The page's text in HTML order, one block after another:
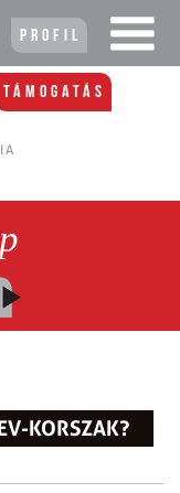
Profil
Támogatás
KORSZAK?